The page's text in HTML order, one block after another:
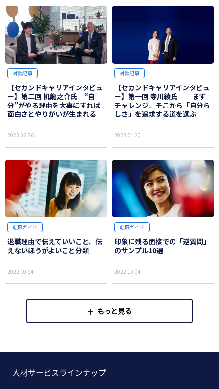
対談記事
【セカンドキャリアインタビュ
ー】第二回 机龍之介氏 “自
分”がやる理由を大事にすれば
面白さとやりがいが生まれる
2023.06.26
対談記事
【セカンドキャリアインタビュ
ー】第一回 寺川綾氏 まず
チャレンジ。そこから「自分ら
しさ」を追求する道を選ぶ
2023.04.20
転職ガイド
退職理由で伝えていいこと、伝
えないほうがよいこと分類
2022.10.04
転職ガイド
印象に残る面接での「逆質問」
のサンプル10選
2022.10.04
もっと見る
人材サービスラインナップ